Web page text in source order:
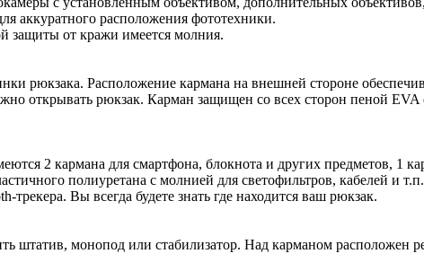
аккуратного расположения фототехники.
защиты от кражи имеется молния.
рюкзака. Расположение кармана на внешней стороне
открывать рюкзак. Карман защищен со всех сторон пеной EVA
2 кармана для смартфона, блокнота и других предметов, 1
полиуретана с молнией для светофильтров, кабелей и т.п.
Вы всегда будете знать где находится ваш рюкзак.
штатив, монопод или стабилизатор. Над карманом расположен